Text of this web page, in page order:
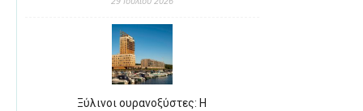
Ξύλινοι ουρανοξύστες: Η